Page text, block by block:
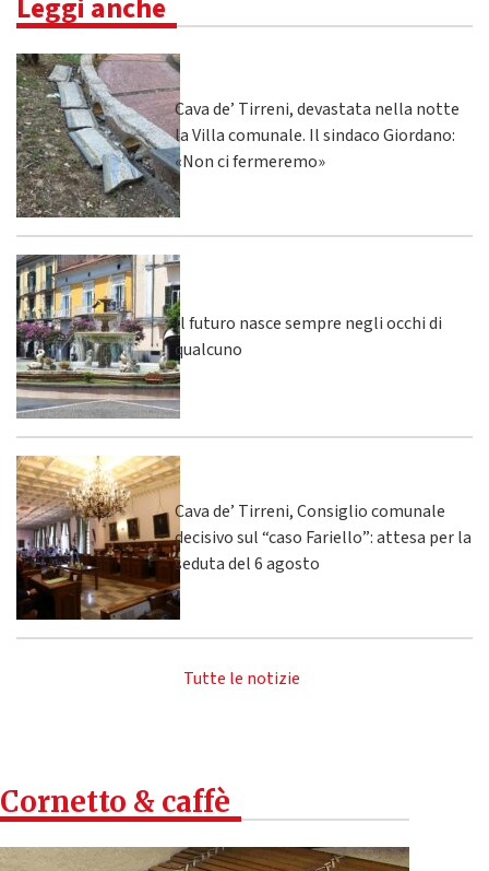
Leggi anche
Cava de’ Tirreni, devastata nella notte
la Villa comunale. Il sindaco Giordano:
«Non ci fermeremo»
Il futuro nasce sempre negli occhi di
qualcuno
Cava de’ Tirreni, Consiglio comunale
decisivo sul “caso Fariello”: attesa per la
seduta del 6 agosto
Tutte le notizie
Cornetto & caffè